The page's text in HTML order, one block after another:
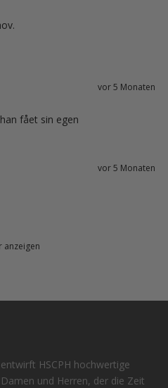
vor 5 Monaten
fået sin egen
vor 5 Monaten
anzeigen
HSCPH hochwertige
und Herren, der die Zeit